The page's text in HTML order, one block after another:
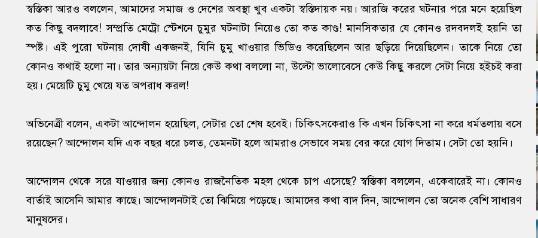
স্বস্তিকা আরও বললেন, আমাদের সমাজ ও দেশের অবস্থা খুব একটা স্বস্তিদায়ক নয়। আরজি করের ঘটনার পরে মনে হয়েছিল
কত কিছু বদলাবে! সম্প্রতি মেট্রো স্টেশনে চুমুর ঘটনাটা নিয়েও তো কত কাণ্ড! মানসিকতার যে কোনও রদবদলই হয়নি তা
স্পষ্ট। এই পুরো ঘটনায় দোষী একজনই, যিনি চুমু খাওয়ার ভিডিও করেছিলেন আর ছড়িয়ে দিয়েছিলেন। তাকে নিয়ে তো
কোনও কথাই হলো না। তার অন্যায়টা নিয়ে কেউ কথা বললো না, উল্টো ভালোবেসে কেউ কিছু করলে সেটা নিয়ে হইচই করা
হয়। মেয়েটি চুমু খেয়ে যত অপরাধ করল!
অভিনেত্রী বলেন, একটা আন্দোলন হয়েছিল, সেটার তো শেষ হবেই। চিকিৎসকেরাও কি এখন চিকিৎসা না করে ধর্মতলায় বসে
রয়েছেন? আন্দোলন যদি এক বছর ধরে চলত, তেমনটা হলে আমরাও সেভাবে সময় বের করে যোগ দিতাম। সেটা তো হয়নি।
আন্দোলন থেকে সরে যাওয়ার জন্য কোনও রাজনৈতিক মহল থেকে চাপ এসেছে? স্বস্তিকা বললেন, একেবারেই না। কোনও
বার্তাই আসেনি আমার কাছে। আন্দোলনটাই তো ঝিমিয়ে পড়েছে। আমাদের কথা বাদ দিন, আন্দোলন তো অনেক বেশি সাধারণ
মানুষদের।